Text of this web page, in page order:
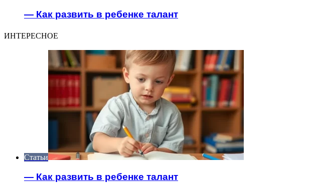
— Как развить в ребенке талант
ИНТЕРЕСНОЕ
Статьи
— Как развить в ребенке талант